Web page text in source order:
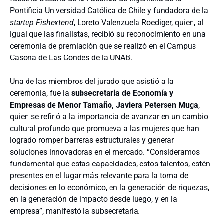
Pontificia Universidad Católica de Chile y fundadora de la
startup Fishextend, Loreto Valenzuela Roediger, quien, al
igual que las finalistas, recibió su reconocimiento en una
ceremonia de premiación que se realizó en el Campus
Casona de Las Condes de la UNAB.
Una de las miembros del jurado que asistió a la
ceremonia, fue la subsecretaria de Economía y
Empresas de Menor Tamaño, Javiera Petersen Muga,
quien se refirió a la importancia de avanzar en un cambio
cultural profundo que promueva a las mujeres que han
logrado romper barreras estructurales y generar
soluciones innovadoras en el mercado. “Consideramos
fundamental que estas capacidades, estos talentos, estén
presentes en el lugar más relevante para la toma de
decisiones en lo económico, en la generación de riquezas,
en la generación de impacto desde luego, y en la
empresa”, manifestó la subsecretaria.